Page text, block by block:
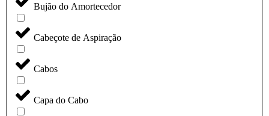
Bujão do Amortecedor
Cabeçote de Aspiração
Cabos
Capa do Cabo